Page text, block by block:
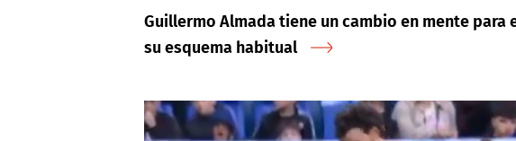
Guillermo Almada tiene un cambio en mente para
su esquema habitual